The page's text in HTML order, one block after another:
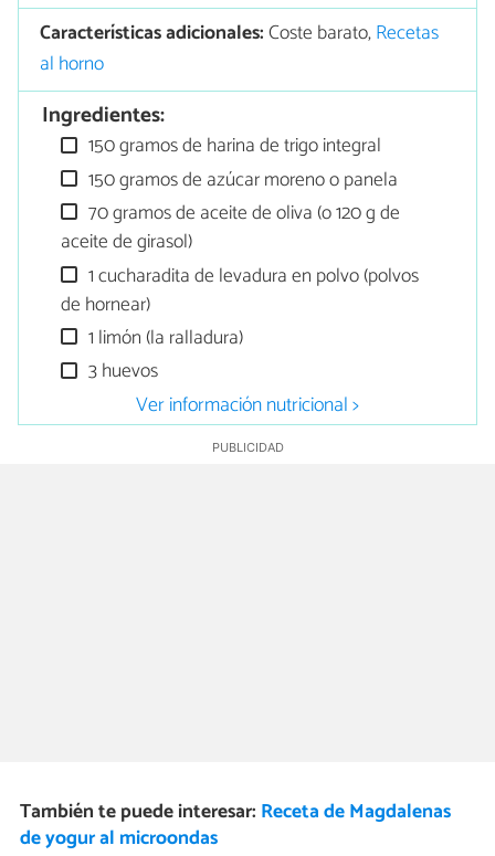
Características adicionales:Coste barato,Recetas
al horno
Ingredientes:
150 gramos de harina de trigo integral
150 gramos de azúcar moreno o panela
70 gramos de aceite de oliva (o 120 g de
aceite de girasol)
1 cucharadita de levadura en polvo (polvos
de hornear)
1 limón (la ralladura)
3 huevos
Ver información nutricional >
También te puede interesar: Receta de Magdalenas
de yogur al microondas